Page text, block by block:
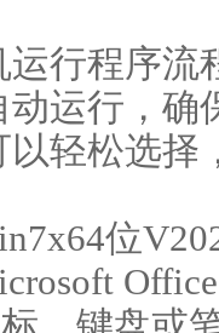
运行程序
动运行，确
以轻松选
位